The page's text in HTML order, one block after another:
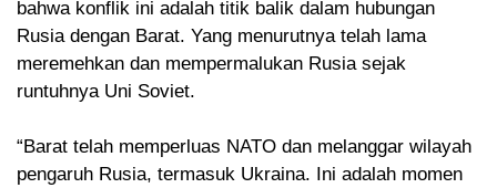
bahwa konflik ini adalah titik balik dalam hubungan
Rusia dengan Barat. Yang menurutnya telah lama
meremehkan dan mempermalukan Rusia sejak
runtuhnya Uni Soviet.
“Barat telah memperluas NATO dan melanggar wilayah
pengaruh Rusia, termasuk Ukraina. Ini adalah momen